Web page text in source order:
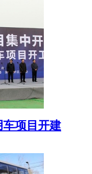
项目开建